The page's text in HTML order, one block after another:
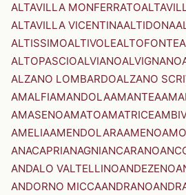
ALTAVILLA MONFERRATO
ALTAVILLA VICENTINAALTIDONA
ALTISSIMOALTIVOLEALTOFONTE
ALTOPASCIOALVIANOALVIGNANO
ALZANO LOMBARDOALZANO
AMALFIAMANDOLAAMANTEA
AMASENOAMATOAMATRICE
AMELIAAMENDOLARAAMENO
ANACAPRIANAGNIANCARANO
ANDALO VALTELLINOANDEZENO
ANDORNO MICCAANDRANO